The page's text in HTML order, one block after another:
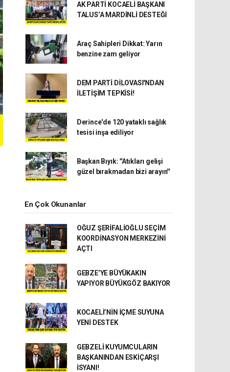
AK PARTİ KOCAELİ BAŞKANI
TALUS’A MARDİNLİ DESTEĞİ
Araç Sahipleri Dikkat: Yarın
benzine zam geliyor
DEM PARTİ DİLOVASI'NDAN
İLETİŞİM TEPKİSİ!
Derince'de 120 yataklı sağlık
tesisi inşa ediliyor
Başkan Bıyık: ''Atıkları gelişi
güzel bırakmadan bizi arayın''
En Çok Okunanlar
OĞUZ ŞERİFALİOĞLU SEÇİM
KOORDİNASYON MERKEZİNİ
AÇTI
GEBZE’YE BÜYÜKAKIN
YAPIYOR BÜYÜKGÖZ BAKIYOR
KOCAELİ’NİN İÇME SUYUNA
YENİ DESTEK
GEBZELİ KUYUMCULARIN
BAŞKANINDAN ESKİÇARŞI
İSYANI!